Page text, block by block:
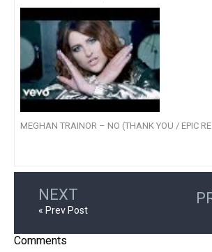
MEGHAN TRAINOR – NO (THANK YOU / EPIC
NEXT
« Prev Post
Comments